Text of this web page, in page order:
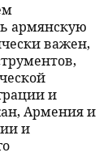
армянскую
важен,
и
Армения и
и